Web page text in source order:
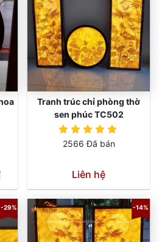
Tranh trúc chỉ phòng thờ
sen phúc TC502
Liên hệ
2566 Đã bán
Liên hệ
-29% -14%